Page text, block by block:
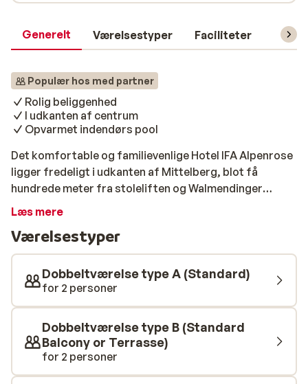
Generelt Værelsestyper Faciliteter
Populær hos med partner
Rolig beliggenhed
I udkanten af centrum
Opvarmet indendørs pool
Det komfortable og familievenlige Hotel IFA Alpenrose
ligger fredeligt i udkanten af Mittelberg, blot få
hundrede meter fra stoleliften og Walmendinger
Hornbahn-svævebanen. Hotellet har en opvarmet
hvilket gør det til en perfekt base for en afslappende
skiferie i Kleinwalsertal. Værelserne er indrettet med
fokus på komfort og en hyggelig atmosfære og byder
på smuk udsigt over dalen og de sneklædte
bjergtoppe.
Læs mere
Værelsestyper
Dobbeltværelse type A (Standard)
for 2 personer
Dobbeltværelse type B (Standard
Balcony or Terrasse)
for 2 personer